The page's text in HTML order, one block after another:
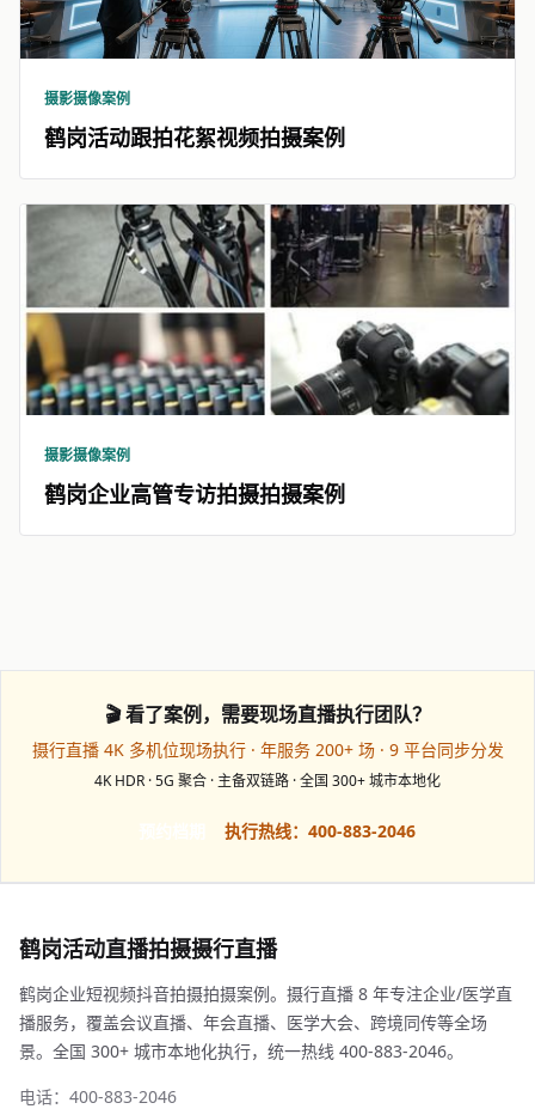
摄影摄像案例
鹤岗活动跟拍花絮视频拍摄案例
摄影摄像案例
鹤岗企业高管专访拍摄拍摄案例
🎬 看了案例，需要现场直播执行团队？
摄行直播 4K 多机位现场执行 · 年服务 200+ 场 · 9 平台同步分发
4K HDR · 5G 聚合 · 主备双链路 · 全国 300+ 城市本地化
执行热线：400-883-2046
鹤岗活动直播拍摄摄行直播
鹤岗企业短视频抖音拍摄拍摄案例。摄行直播 8 年专注企业/医学直
播服务，覆盖会议直播、年会直播、医学大会、跨境同传等全场
景。全国 300+ 城市本地化执行，统一热线 400-883-2046。
电话：400-883-2046